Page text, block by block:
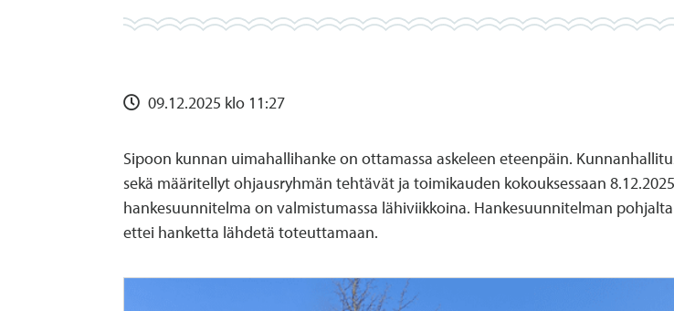
09.12.2025 klo 11:27
Sipoon kunnan uimahallihanke on ottamassa askeleen eteenpäin.
sekä määritellyt ohjausryhmän tehtävät ja toimikauden kokouksessaan
hankesuunnitelma on valmistumassa lähiviikkoina. Hankesuunnitelman
ettei hanketta lähdetä toteuttamaan.